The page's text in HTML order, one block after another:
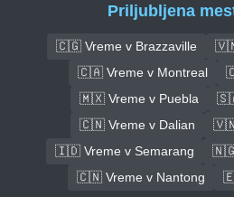
Priljubljena
🇨🇬 Vreme v Brazzaville
🇻🇳
🇨🇦 Vreme v Montreal
🇲🇽 Vreme v Puebla
🇨🇳 Vreme v Dalian
🇻🇳
🇮🇩 Vreme v Semarang
🇳🇬
🇨🇳 Vreme v Nantong